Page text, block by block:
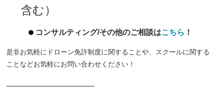
含む）
コンサルティング/その他のご相談はこちら ！
是非お気軽にドローン免許制度に関することや、スクールに関する
ことなどお気軽にお問い合わせください！
━━━━━━━━━━━━━